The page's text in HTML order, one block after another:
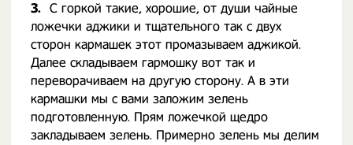
3. С горкой такие, хорошие, от души чайные
ложечки аджики и тщательного так с двух
сторон кармашек этот промазываем аджикой.
Далее складываем гармошку вот так и
переворачиваем на другую сторону. А в эти
кармашки мы с вами заложим зелень
подготовленную. Прям ложечкой щедро
закладываем зелень. Примерно зелень мы делим